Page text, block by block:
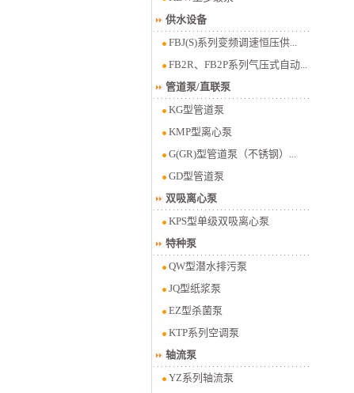
供水设备
FBJ(S)系列变频调速恒压供...
FB2R、FB2P系列气压式自动...
管道泵/直联泵
KG型管道泵
KMP型离心泵
G(GR)型管道泵（不锈钢）...
GD型管道泵
双吸离心泵
KPS型单级双吸离心泵
特种泵
QW型潜水排污泵
JQ型纸浆泵
EZ型杀菌泵
KTP系列空调泵
轴流泵
YZ系列轴流泵